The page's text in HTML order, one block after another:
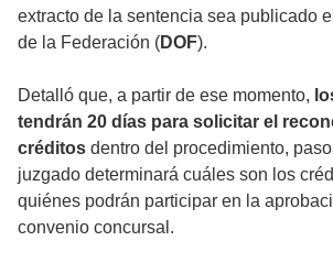
extracto de la sentencia sea publicado
de la Federación (DOF).
Detalló que, a partir de ese momento,
tendrán 20 días para solicitar el
créditos dentro del procedimiento,
juzgado determinará cuáles son los
quiénes podrán participar en la
convenio concursal.